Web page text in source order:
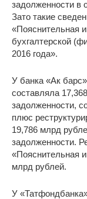
задолженности в
Зато такие
«Пояснительная
бухгалтерской
2016 года».
У банка «Ак
составляла
задолженности,
плюс
19,786 млрд
задолженности.
«Пояснительная
млрд рублей.
У